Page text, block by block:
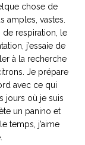
chose de
amples, vastes.
respiration, le
j’essaie de
à la recherche
Je prépare
avec ce qui
jours où je suis
un panino et
temps, j’aime